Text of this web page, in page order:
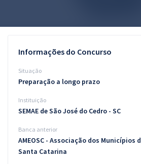
Conteúdo gratuito
Blog
Atendimento
Informações do Concurso
Situação
Preparação a longo prazo
Instituição
SEMAE de São José do Cedro - SC
Banca anterior
AMEOSC - Associação dos Municípios
Santa Catarina